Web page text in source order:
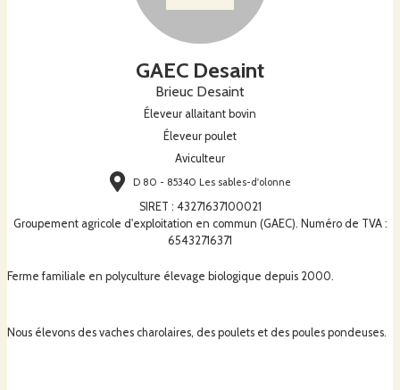
GAEC Desaint
Brieuc Desaint
Éleveur allaitant bovin
Éleveur poulet
Aviculteur
D 80 - 85340 Les sables-d'olonne
SIRET : 43271637100021
Groupement agricole d'exploitation en commun (GAEC). Numéro de TVA :
65432716371
Ferme familiale en polyculture élevage biologique depuis 2000.
Nous élevons des vaches charolaires, des poulets et des poules pondeuses.